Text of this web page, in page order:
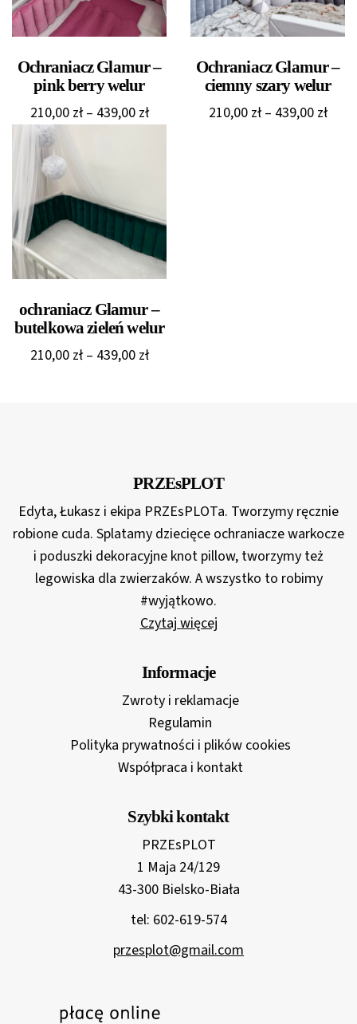
Ochraniacz Glamur –
pink berry welur
210,00 zł – 439,00 złZakres
439,00 zł
Ochraniacz Glamur –
ciemny szary welur
210,00 zł – 439,00 zł
ochraniacz Glamur –
butelkowa zieleń welur
210,00 zł – 439,00 złZakres
PRZEsPLOT
Edyta, Łukasz i ekipa PRZEsPLOTa. Tworzymy ręcznie
robione cuda. Splatamy dziecięce ochraniacze warkocze
i poduszki dekoracyjne knot pillow, tworzymy też
legowiska dla zwierzaków. A wszystko to robimy
#wyjątkowo.
Czytaj więcej
Informacje
Zwroty i reklamacje
Regulamin
Polityka prywatności i plików cookies
Współpraca i kontakt
Szybki kontakt
PRZEsPLOT
1 Maja 24/129
43-300 Bielsko-Biała
tel: 602-619-574
przesplot@gmail.com